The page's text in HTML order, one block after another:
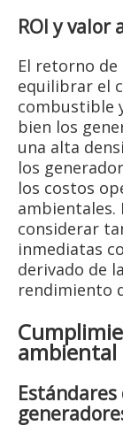
ROI y valor
El retorno de
equilibrar el
combustible
bien los
una alta
los
los costos
ambientales.
considerar
inmediatas
derivado de
rendimiento
ambiental